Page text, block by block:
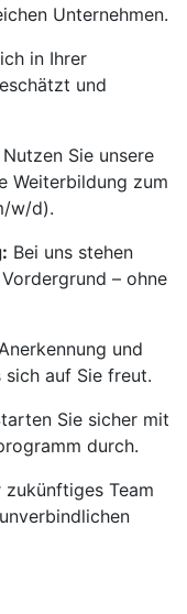
Unternehmen.
in Ihrer
und
Nutzen Sie unsere
Weiterbildung zum
w/d).
Bei uns stehen
– ohne
und
sich auf Sie freut.
Sie sicher mit
durch.
zukünftiges Team